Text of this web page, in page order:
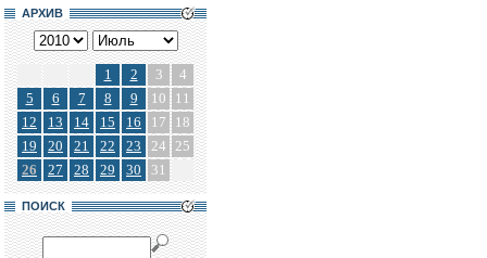
АРХИВ
1 2 3
4
5
6 7 8 9 10
11
12
13 14 15 16 17
18
19
20 21 22 23 24 25
26
27 28 29 30 31
ПОИСК